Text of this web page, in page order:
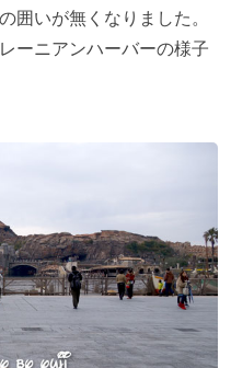
囲いが無くなりました。
ーニアンハーバーの様子